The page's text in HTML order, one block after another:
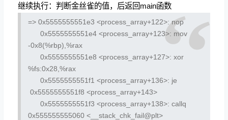
继续执行：判断金丝雀的值，后返回main函数
=> 0x5555555551e3 <process_array+122>: nop
0x5555555551e4 <process_array+123>: mov
-0x8(%rbp),%rax
0x5555555551e8 <process_array+127>: xor
%fs:0x28,%rax
0x5555555551f1 <process_array+136>: je
0x5555555551f8 <process_array+143>
0x5555555551f3 <process_array+138>: callq
0x555555555060 <__stack_chk_fail@plt>